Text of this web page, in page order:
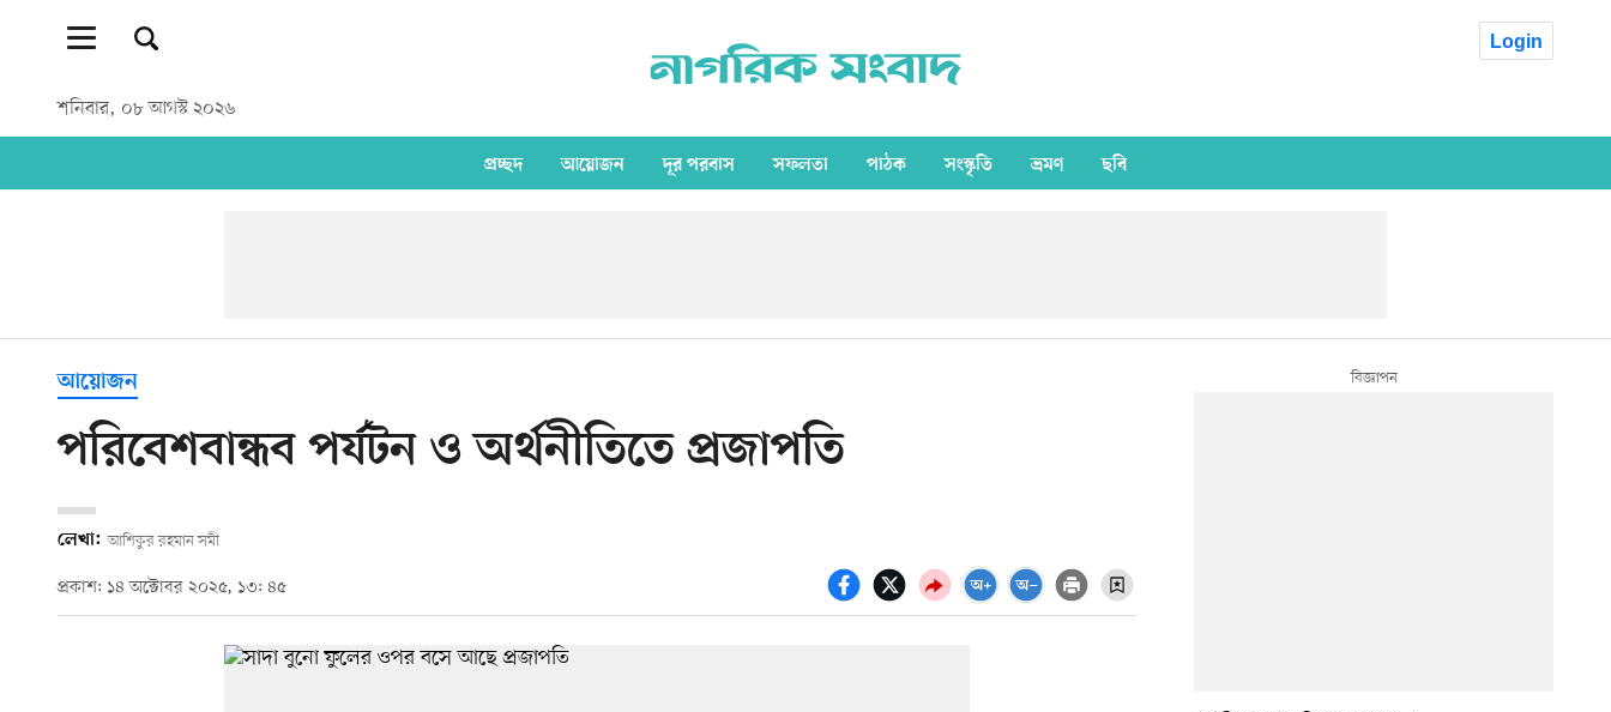
শনিবার, ০৮ আগস্ট ২০২৬
Login
প্রচ্ছদ আয়োজন দূর পরবাস সফলতা পাঠক সংস্কৃতি ভ্রমণ ছবি
আয়োজন
পরিবেশবান্ধব পর্যটন ও অর্থনীতিতে প্রজাপতি
লেখা: আশিকুর রহমান সমী
প্রকাশ: ১৪ অক্টোবর ২০২৫, ১৩: ৪৫